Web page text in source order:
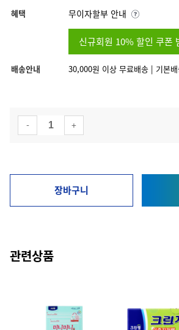
혜택 무이자할부 안내
신규회원 10% 할인 쿠폰
배송안내 30,000원 이상 무료배송 | 기본배
- +
장바구니
관련상품